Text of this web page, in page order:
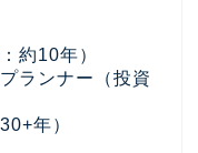
約10年）
ランナー（投資
年）